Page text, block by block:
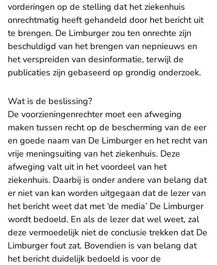
vorderingen op de stelling dat het ziekenhuis
onrechtmatig heeft gehandeld door het bericht uit
te brengen. De Limburger zou ten onrechte zijn
beschuldigd van het brengen van nepnieuws en
het verspreiden van desinformatie, terwijl de
publicaties zijn gebaseerd op grondig onderzoek.
Wat is de beslissing?
De voorzieningenrechter moet een afweging
maken tussen recht op de bescherming van de eer
en goede naam van De Limburger en het recht van
vrije meningsuiting van het ziekenhuis. Deze
afweging valt uit in het voordeel van het
ziekenhuis. Daarbij is onder andere van belang dat
er niet van kan worden uitgegaan dat de lezer van
het bericht weet dat met ‘de media’ De Limburger
wordt bedoeld. En als de lezer dat wel weet, zal
deze vermoedelijk niet de conclusie trekken dat De
Limburger fout zat. Bovendien is van belang dat
het bericht duidelijk bedoeld is voor de